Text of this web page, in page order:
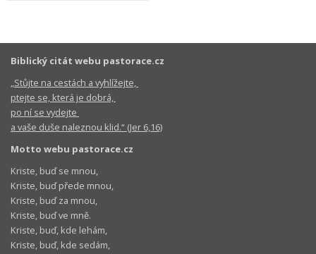
Biblický citát webu pastorace.cz
„Stůjte na cestách a vyhlížejte,
ptejte se, která je dobrá,
po ní se vydejte
a vaše duše naleznou klid.“ (Jer 6,16)
Motto webu pastorace.cz
Kriste, buď se mnou,
Kriste, buď přede mnou,
Kriste, buď za mnou,
Kriste, buď ve mně.
Kriste, buď, kde lehám,
Kriste, buď, kde sedám,